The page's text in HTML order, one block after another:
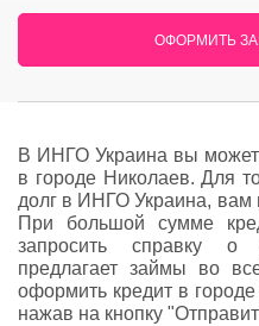
ОФОРМИТЬ
В ИНГО Украина вы
в городе Николаев. Для
долг в ИНГО Украина, вам
При большой сумме
запросить справку
предлагает займы во
оформить кредит в городе
нажав на кнопку